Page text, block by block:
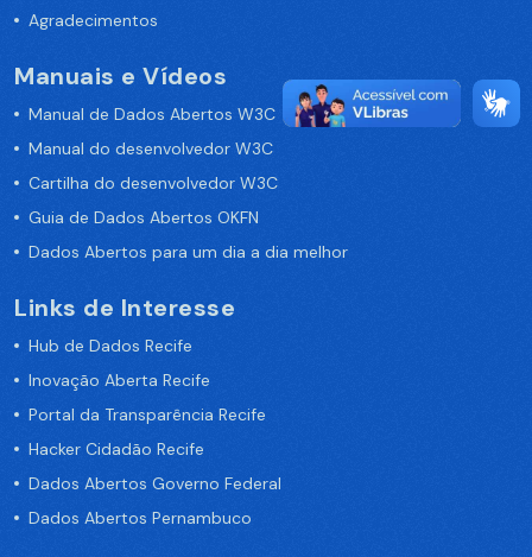
Agradecimentos
Manuais e Vídeos
Manual de Dados Abertos W3C
Manual do desenvolvedor W3C
Cartilha do desenvolvedor W3C
Guia de Dados Abertos OKFN
Dados Abertos para um dia a dia melhor
Links de Interesse
Hub de Dados Recife
Inovação Aberta Recife
Portal da Transparência Recife
Hacker Cidadão Recife
Dados Abertos Governo Federal
Dados Abertos Pernambuco